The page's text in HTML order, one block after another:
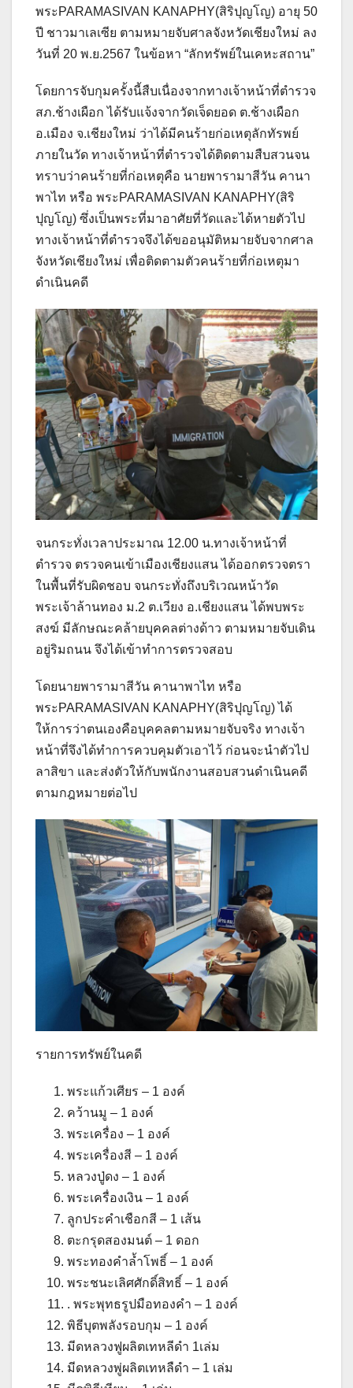
พระPARAMASIVAN KANAPHY(สิริปุญโญ) อายุ 50
ปี ชาวมาเลเซีย ตามหมายจับศาลจังหวัดเชียงใหม่ ลง
วันที่ 20 พ.ย.2567 ในข้อหา “ลักทรัพย์ในเคหะสถาน”
โดยการจับกุมครั้งนี้สืบเนื่องจากทางเจ้าหน้าที่ตำรวจ
สภ.ช้างเผือก ได้รับแจ้งจากวัดเจ็ดยอด ต.ช้างเผือก
อ.เมือง จ.เชียงใหม่ ว่าได้มีคนร้ายก่อเหตุลักทัรพย์
ภายในวัด ทางเจ้าหน้าที่ตำรวจได้ติดตามสืบสวนจน
ทราบว่าคนร้ายที่ก่อเหตุคือ นายพารามาสีวัน คานา
พาไท หรือ พระPARAMASIVAN KANAPHY(สิริ
ปุญโญ) ซึ่งเป็นพระที่มาอาศัยที่วัดและได้หายตัวไป
ทางเจ้าหน้าที่ตำรวจจึงได้ขออนุมัติหมายจับจากศาล
จังหวัดเชียงใหม่ เพื่อติดตามตัวคนร้ายที่ก่อเหตุมา
ดำเนินคดี
จนกระทั่งเวลาประมาณ 12.00 น.ทางเจ้าหน้าที่
ตำรวจ ตรวจคนเข้าเมืองเชียงแสน ได้ออกตรวจตรา
ในพื้นที่รับผิดชอบ จนกระทั่งถึงบริเวณหน้าวัด
พระเจ้าล้านทอง ม.2 ต.เวียง อ.เชียงแสน ได้พบพระ
สงฆ์ มีลักษณะคล้ายบุคคลต่างด้าว ตามหมายจับเดิน
อยู่ริมถนน จึงได้เข้าทำการตรวจสอบ
โดยนายพารามาสีวัน คานาพาไท หรือ
พระPARAMASIVAN KANAPHY(สิริปุญโญ) ได้
ให้การว่าตนเองคือบุคคลตามหมายจับจริง ทางเจ้า
หน้าที่จึงได้ทำการควบคุมตัวเอาไว้ ก่อนจะนำตัวไป
ลาสิขา และส่งตัวให้กับพนักงานสอบสวนดำเนินคดี
ตามกฎหมายต่อไป
รายการทรัพย์ในคดี
พระแก้วเศียร – 1 องค์
คว้านมู – 1 องค์
พระเครื่อง – 1 องค์
พระเครื่องสี – 1 องค์
หลวงปู่ดง – 1 องค์
พระเครื่องเงิน – 1 องค์
ลูกประคำเชือกสี – 1 เส้น
ตะกรุดสองมนต์ – 1 ดอก
พระทองคำล้ำโพธิ์ – 1 องค์
พระชนะเลิศศักดิ์สิทธิ์ – 1 องค์
. พระพุทธรูปมือทองคำ – 1 องค์
พิธีบุตพลังรอบกุม – 1 องค์
มีดหลวงฟูผลิตเทหลีดำ 1เล่ม
มีดหลวงพู่ผลิตเทหลืดำ – 1 เล่ม